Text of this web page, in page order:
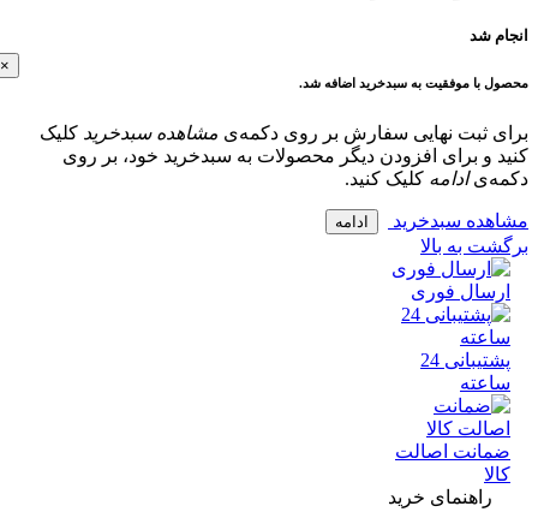
شد
با موفقیت به سبدخرید اضافه شد.
ثبت نهایی سفارش بر روی دکمه‌یمشاهده سبدخریدکلیک
و برای افزودن دیگر محصولات به سبدخرید خود، بر روی
ادامهکلیک کنید.
سبدخرید ادامه
به بالا
فوری
پشتیبانی 24
اصالت
راهنمای خرید